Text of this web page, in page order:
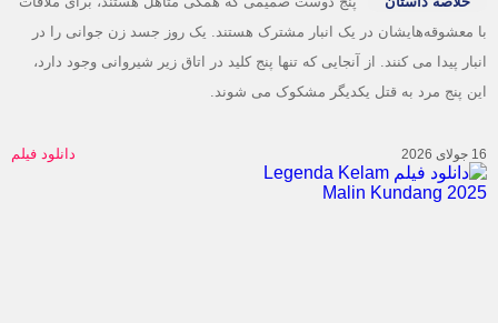
معشوقه‌هایشان در یک انبار مشترک هستند. یک روز جسد زن جوانی را در
پیدا می کنند. از آنجایی که تنها پنج کلید در اتاق زیر شیروانی وجود دارد،
پنج مرد به قتل یکدیگر مشکوک می شوند.
دانلود فیلم